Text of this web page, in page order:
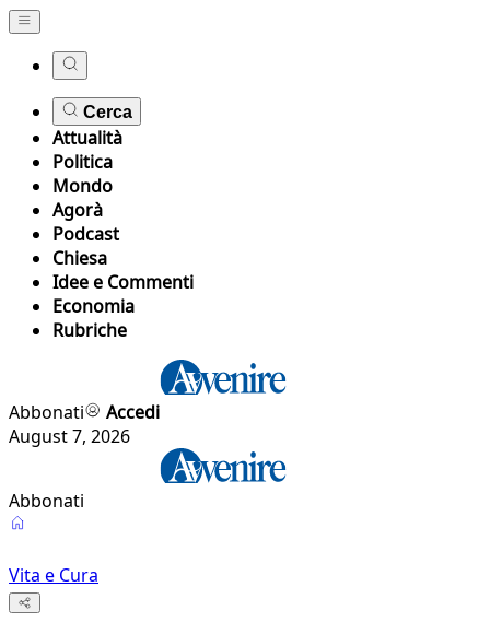
Cerca
Attualità
Politica
Mondo
Agorà
Podcast
Chiesa
Idee e Commenti
Economia
Rubriche
Abbonati
Accedi
August 7, 2026
Abbonati
Vita e Cura